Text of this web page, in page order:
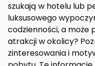
szukają w hotelu lub
luksusowego
codzienności, a może
atrakcji w okolicy?
zinteresowania i